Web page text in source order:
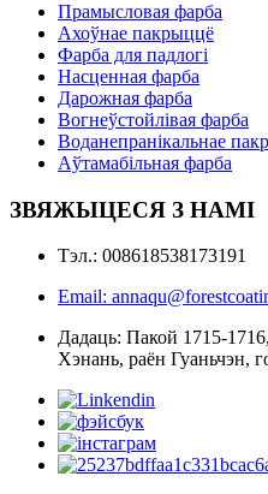
Прамысловая фарба
Ахоўнае пакрыццё
Фарба для падлогі
Насценная фарба
Дарожная фарба
Вогнеўстойлівая фарба
Воданепранікальнае
Аўтамабільная фарба
ЗВЯЖЫЦЕСЯ З НАМІ
Тэл.: 008618538173191
Email:
Дадаць: Пакой 1715-
Хэнань, раён Гуаньчэн,